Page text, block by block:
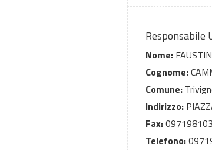
Responsabile
Nome:
Cognome:
Comune:
Indirizzo:
Fax:
Telefono: